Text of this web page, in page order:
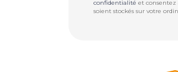
confidentialité et consentez
soient stockés sur votre